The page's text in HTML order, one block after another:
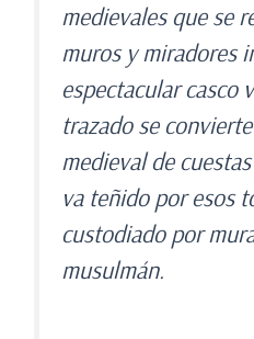
medievales que se
muros y miradores
espectacular casco
trazado se
medieval de
va teñido por esos
custodiado por
musulmán.